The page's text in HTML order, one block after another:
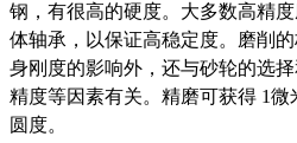
钢，有很高的硬度。大多数高精
体轴承，以保证高稳定度。磨削
身刚度的影响外，还与砂轮的选
精度等因素有关。精磨可获得 1
圆度。